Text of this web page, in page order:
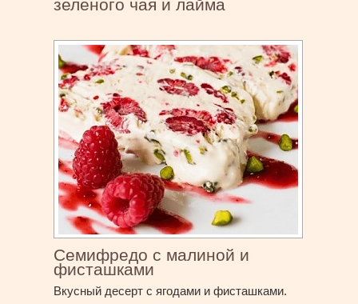
зеленого чая и лайма
Семифредо с малиной и
фисташками
Вкусный десерт с ягодами и фисташками.